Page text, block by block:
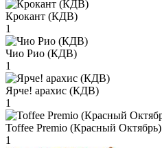
Крокант (КДВ)
1
Чио Рио (КДВ)
1
Ярче! арахис (КДВ)
1
Toffee Premio (Красный Октябрь)
1